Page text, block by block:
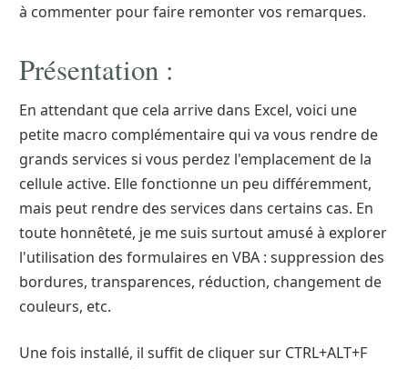
à commenter pour faire remonter vos remarques.
Présentation :
En attendant que cela arrive dans Excel, voici une
petite macro complémentaire qui va vous rendre de
grands services si vous perdez l'emplacement de la
cellule active. Elle fonctionne un peu différemment,
mais peut rendre des services dans certains cas. En
toute honnêteté, je me suis surtout amusé à explorer
l'utilisation des formulaires en VBA : suppression des
bordures, transparences, réduction, changement de
couleurs, etc.
Une fois installé, il suffit de cliquer sur CTRL+ALT+F